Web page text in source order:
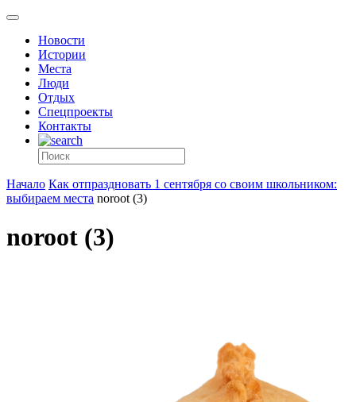
Новости
Истории
Места
Люди
Отдых
Спецпроекты
Контакты
Начало Как отпраздновать 1 сентября со своим школьником:
выбираем места noroot (3)
noroot (3)